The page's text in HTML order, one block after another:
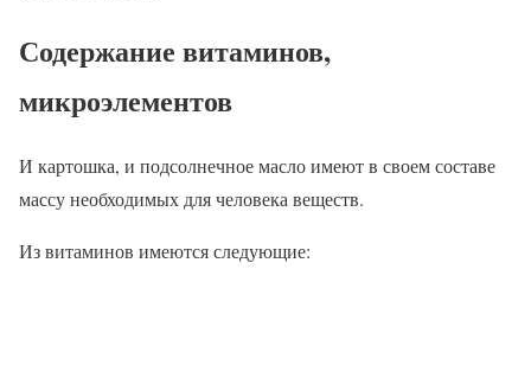
Содержание витаминов,
микроэлементов
И картошка, и подсолнечное масло имеют в своем составе
массу необходимых для человека веществ.
Из витаминов имеются следующие: